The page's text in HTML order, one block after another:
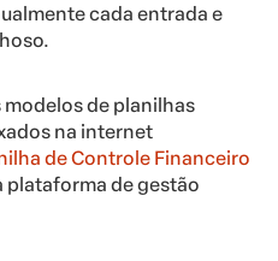
cada entrada e
modelos de planilhas
na internet
de Controle Financeiro
plataforma de gestão